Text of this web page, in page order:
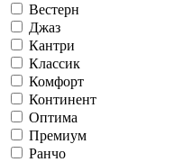
Вестерн
Джаз
Кантри
Классик
Комфорт
Континент
Оптима
Премиум
Ранчо